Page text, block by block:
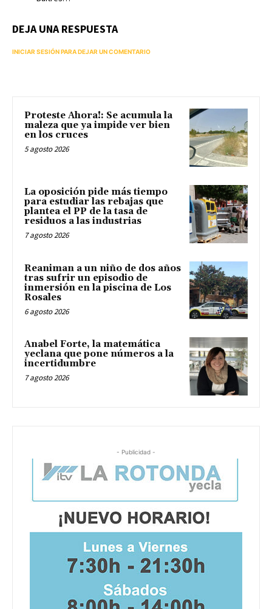
DEJA UNA RESPUESTA
INICIAR SESIÓN PARA DEJAR UN COMENTARIO
Proteste Ahora!: Se acumula la
maleza que ya impide ver bien
en los cruces
5 agosto 2026
La oposición pide más tiempo
para estudiar las rebajas que
plantea el PP de la tasa de
residuos a las industrias
7 agosto 2026
Reaniman a un niño de dos años
tras sufrir un episodio de
inmersión en la piscina de Los
Rosales
6 agosto 2026
Anabel Forte, la matemática
yeclana que pone números a la
incertidumbre
7 agosto 2026
- Publicidad -